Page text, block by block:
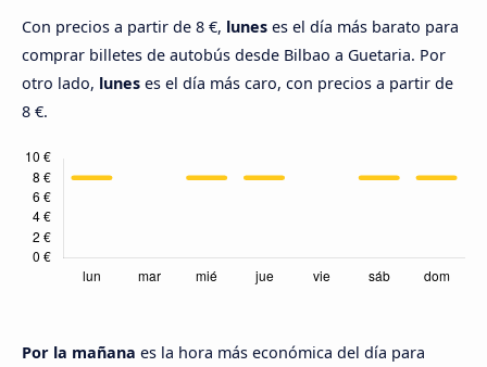
Con precios a partir de 8 €, lunes es el día más barato para
comprar billetes de autobús desde Bilbao a Guetaria. Por
otro lado, lunes es el día más caro, con precios a partir de
8 €.
Por la mañana es la hora más económica del día para